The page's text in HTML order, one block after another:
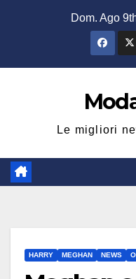
Dom. Ago
Le migliori
HARRY MEGHAN NEWS